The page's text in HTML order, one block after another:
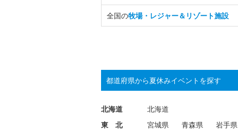
全国の牧場・レジャー＆リゾート施設
都道府県から夏休みイベントを探す
北海道
北海道
東 北
宮城県 青森県 岩手県